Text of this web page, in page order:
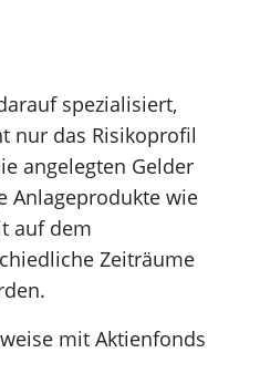
spezialisiert,
nur das Risikoprofil
angelegten Gelder
Anlageprodukte wie
auf dem
Zeiträume
mit Aktienfonds